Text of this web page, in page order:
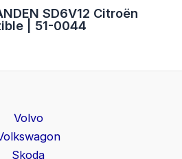
SD6V12 Citroën
| 51-0044
Volvo
Skoda